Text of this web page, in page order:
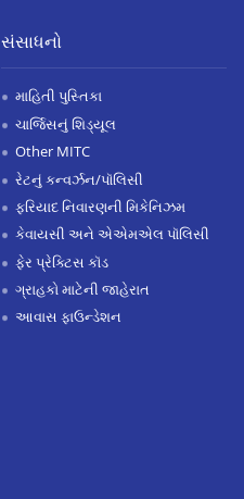
સંસાધનો
માહિતી પુસ્તિકા
ચાર્જિસનું શિડ્યૂલ
Other MITC
રેટનું કન્વર્ઝન/પૉલિસી
ફરિયાદ નિવારણની મિકેનિઝમ
કેવાયસી અને એએમએલ પૉલિસી
ફેર પ્રેક્ટિસ કૉડ
ગ્રાહકો માટેની જાહેરાત
આવાસ ફાઉન્ડેશન